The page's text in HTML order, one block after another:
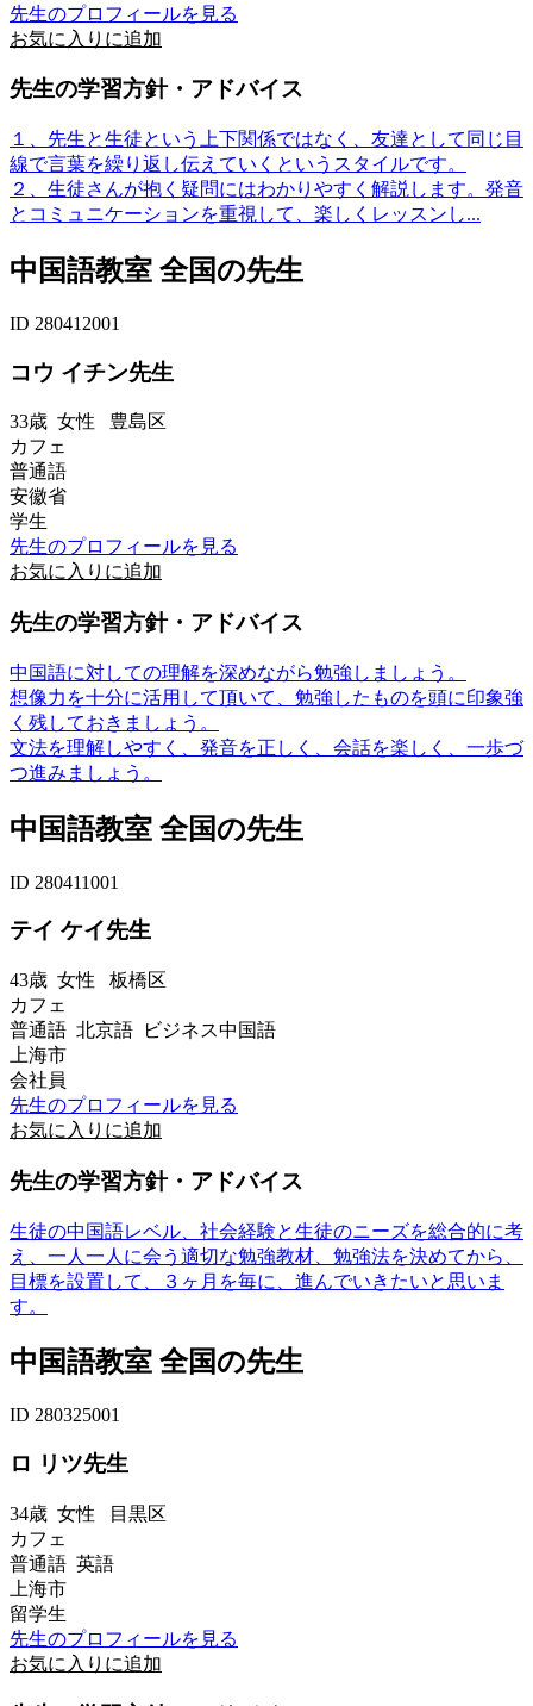
先生のプロフィールを見る
お気に入りに追加
先生の学習方針・アドバイス
１、先生と生徒という上下関係ではなく、友達として同じ目
線で言葉を繰り返し伝えていくというスタイルです。
２、生徒さんが抱く疑問にはわかりやすく解説します。発音
とコミュニケーションを重視して、楽しくレッスンし...
中国語教室 全国の先生
ID 280412001
コウ イチン先生
33歳 女性 豊島区
カフェ
普通語
安徽省
学生
先生のプロフィールを見る
お気に入りに追加
先生の学習方針・アドバイス
中国語に対しての理解を深めながら勉強しましょう。
想像力を十分に活用して頂いて、勉強したものを頭に印象強
く残しておきましょう。
文法を理解しやすく、発音を正しく、会話を楽しく、一歩づ
つ進みましょう。
中国語教室 全国の先生
ID 280411001
テイ ケイ先生
43歳 女性 板橋区
カフェ
普通語 北京語 ビジネス中国語
上海市
会社員
先生のプロフィールを見る
お気に入りに追加
先生の学習方針・アドバイス
生徒の中国語レベル、社会経験と生徒のニーズを総合的に考
え、一人一人に会う適切な勉強教材、勉強法を決めてから、
目標を設置して、３ヶ月を毎に、進んでいきたいと思いま
す。
中国語教室 全国の先生
ID 280325001
ロ リツ先生
34歳 女性 目黒区
カフェ
普通語 英語
上海市
留学生
先生のプロフィールを見る
お気に入りに追加